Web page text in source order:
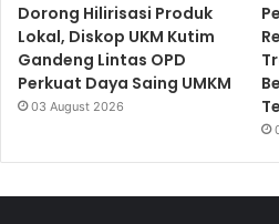
Dorong Hilirisasi Produk
Lokal, Diskop UKM Kutim
Gandeng Lintas OPD
Perkuat Daya Saing UMKM
03 August 2026